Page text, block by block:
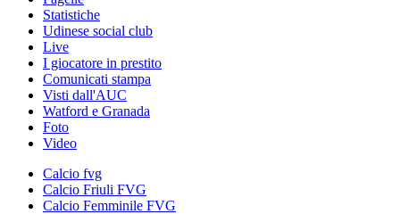
Statistiche
Udinese social club
Live
I giocatore in prestito
Comunicati stampa
Visti dall'AUC
Watford e Granada
Foto
Video
Calcio fvg
Calcio Friuli FVG
Calcio Femminile FVG